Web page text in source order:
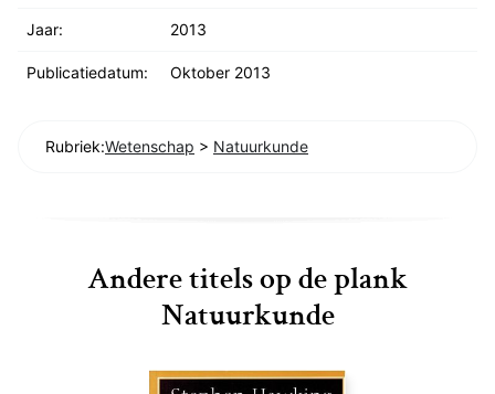
Jaar: 2013
Publicatiedatum: Oktober 2013
Rubriek:Wetenschap > Natuurkunde
Andere titels op de plank
Natuurkunde